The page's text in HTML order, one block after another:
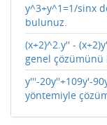
y^3+y^1=1/sinx
bulunuz.
(x+2)^2.y'' -
genel çözümünü
y'''-20y''+109y'-
yöntemiyle